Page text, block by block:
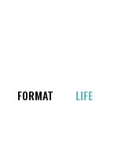
FORMAT LIFE